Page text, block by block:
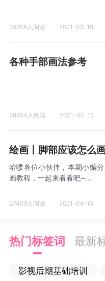
29058人阅读 2021-03-19
各种手部画法参考
28854人阅读 2021-03-15
绘画丨脚部应该怎么
哈喽各位小伙伴，本期小编
画教程，一起来看看吧~...
27409人阅读 2021-04-15
热门标签词 最新
影视后期基础培训